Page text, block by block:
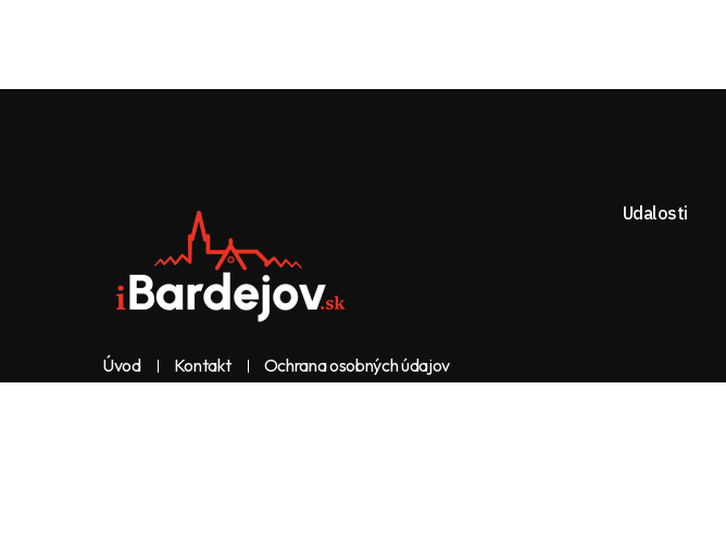
Úvod Kontakt Ochrana osobných údajov
Udalosti